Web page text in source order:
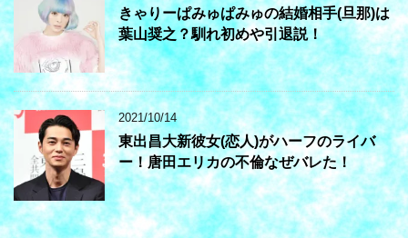
きゃりーぱみゅぱみゅの結婚相手(旦那)は
葉山奨之？馴れ初めや引退説！
2021/10/14
東出昌大新彼女(恋人)がハーフのライバ
ー！唐田エリカの不倫なぜバレた！